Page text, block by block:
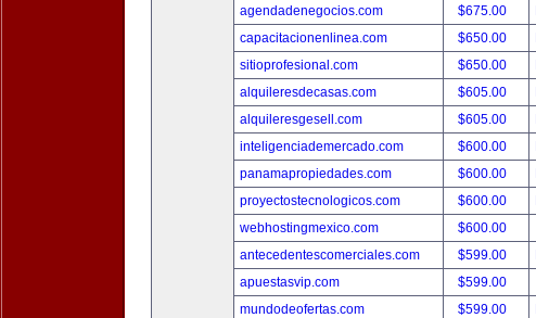
agendadenegocios.com
$675.00
capacitacionenlinea.com
$650.00
sitioprofesional.com
$650.00
alquileresdecasas.com
$605.00
alquileresgesell.com
$605.00
inteligenciademercado.com
$600.00
panamapropiedades.com
$600.00
proyectostecnologicos.com
$600.00
webhostingmexico.com
$600.00
antecedentescomerciales.com
$599.00
apuestasvip.com
$599.00
mundodeofertas.com
$599.00